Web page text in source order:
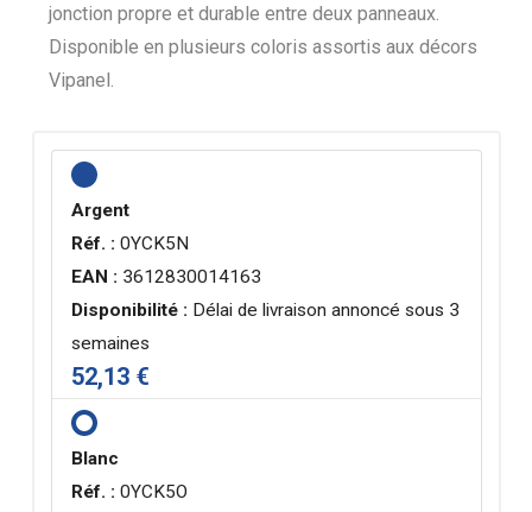
jonction propre et durable entre deux panneaux.
Disponible en plusieurs coloris assortis aux décors
Vipanel.
Argent
Réf. : 0YCK5N
EAN : 3612830014163
Disponibilité : Délai de livraison annoncé sous 3
semaines
52,13 €
Blanc
Réf. : 0YCK5O